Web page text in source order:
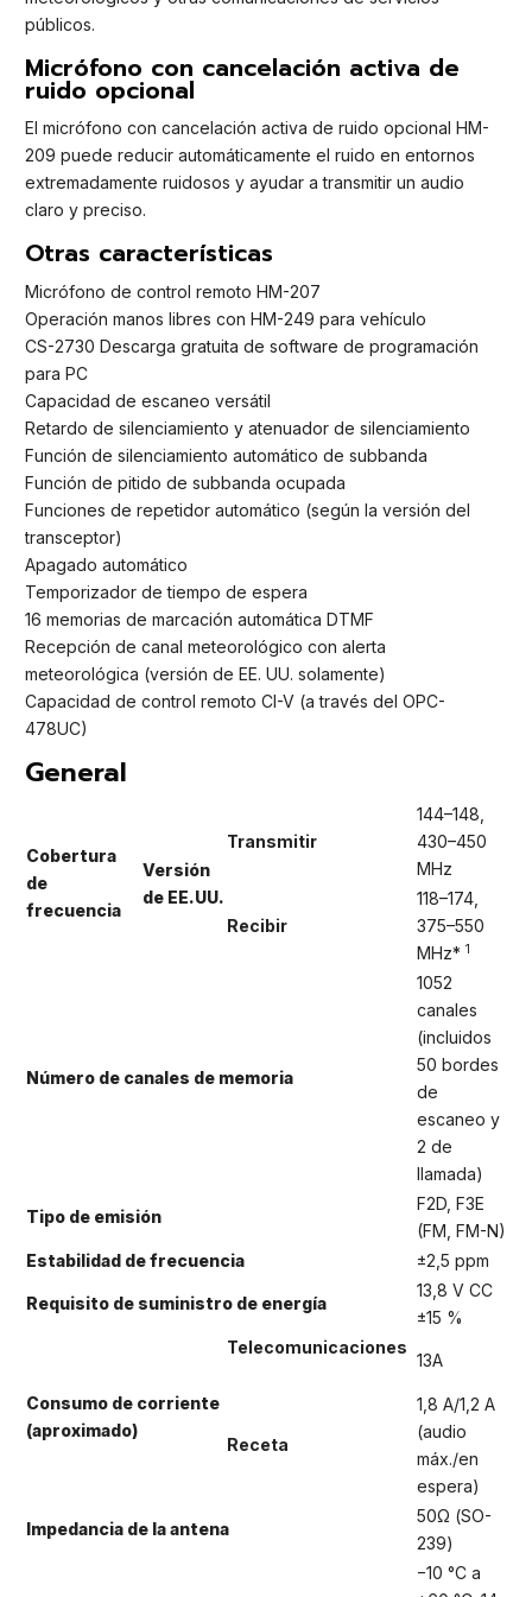
públicos.
Micrófono con cancelación activa de
ruido opcional
El micrófono con cancelación activa de ruido opcional HM-
209 puede reducir automáticamente el ruido en entornos
extremadamente ruidosos y ayudar a transmitir un audio
claro y preciso.
Otras características
Micrófono de control remoto HM-207
Operación manos libres con HM-249 para vehículo
CS-2730 Descarga gratuita de software de programación
para PC
Capacidad de escaneo versátil
Retardo de silenciamiento y atenuador de silenciamiento
Función de silenciamiento automático de subbanda
Función de pitido de subbanda ocupada
Funciones de repetidor automático (según la versión del
transceptor)
Apagado automático
Temporizador de tiempo de espera
16 memorias de marcación automática DTMF
Recepción de canal meteorológico con alerta
meteorológica (versión de EE. UU. solamente)
Capacidad de control remoto CI-V (a través del OPC-
478UC)
General
Cobertura
de
frecuencia
Versión
de EE.UU.
Transmitir
144–148,
430–450
MHz
Recibir
118–174,
375–550
MHz* 1
Número de canales de memoria
1052
canales
(incluidos
50 bordes
de
escaneo y
2 de
llamada)
Tipo de emisión
F2D, F3E
(FM, FM-N)
Estabilidad de frecuencia
±2,5 ppm
Requisito de suministro de energía
13,8 V CC
±15 %
Consumo de corriente
(aproximado)
Telecomunicaciones
13A
Receta
1,8 A/1,2 A
(audio
máx./en
espera)
Impedancia de la antena
50Ω (SO-
239)
−10 °C a